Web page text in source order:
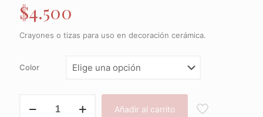
$4.500
Crayones o tizas para uso en decoración cerámica.
Color
cerámicas
Añadir al carrito